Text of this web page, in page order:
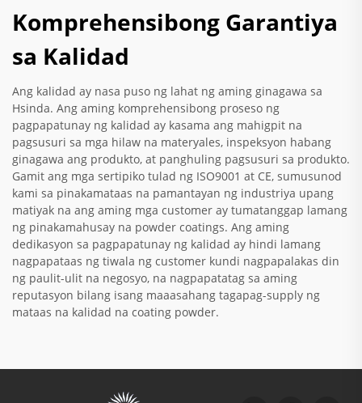
Komprehensibong Garantiya
sa Kalidad
Ang kalidad ay nasa puso ng lahat ng aming ginagawa sa
Hsinda. Ang aming komprehensibong proseso ng
pagpapatunay ng kalidad ay kasama ang mahigpit na
pagsusuri sa mga hilaw na materyales, inspeksyon habang
ginagawa ang produkto, at panghuling pagsusuri sa produkto.
Gamit ang mga sertipiko tulad ng ISO9001 at CE, sumusunod
kami sa pinakamataas na pamantayan ng industriya upang
matiyak na ang aming mga customer ay tumatanggap lamang
ng pinakamahusay na powder coatings. Ang aming
dedikasyon sa pagpapatunay ng kalidad ay hindi lamang
nagpapataas ng tiwala ng customer kundi nagpapalakas din
ng paulit-ulit na negosyo, na nagpapatatag sa aming
reputasyon bilang isang maaasahang tagapag-supply ng
mataas na kalidad na coating powder.